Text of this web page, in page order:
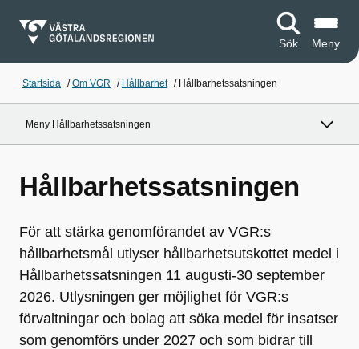
Sök Meny
Startsida /Om VGR / Hållbarhet / Hållbarhetssatsningen
Meny Hållbarhetssatsningen
Hållbarhetssatsningen
För att stärka genomförandet av VGR:s
hållbarhetsmål utlyser hållbarhetsutskottet medel i
Hållbarhetssatsningen 11 augusti-30 september
2026. Utlysningen ger möjlighet för VGR:s
förvaltningar och bolag att söka medel för insatser
som genomförs under 2027 och som bidrar till